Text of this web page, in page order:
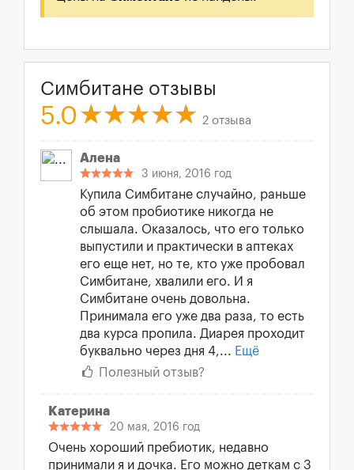
Симбитане отзывы
5.0 2 отзыва
Алена
3 июня, 2016 год
Купила Симбитане случайно, раньше
об этом пробиотике никогда не
слышала. Оказалось, что его только
выпустили и практически в аптеках
его еще нет, но те, кто уже пробовал
Симбитане, хвалили его. И я
Симбитане очень довольна.
Принимала его уже два раза, то есть
два курса пропила. Диарея проходит
буквально через дня 4,... Ещё
Полезный отзыв?
Катерина
20 мая, 2016 год
Очень хороший пребиотик, недавно
принимали я и дочка. Его можно деткам с 3